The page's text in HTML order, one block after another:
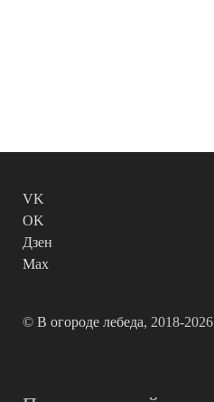
VK
OK
Дзен
Max
© В огороде лебеда, 2018-2026